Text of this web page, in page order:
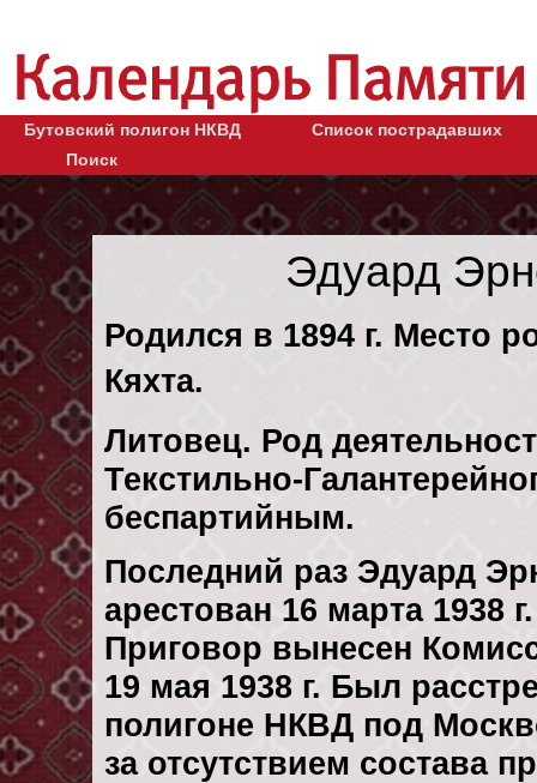
Бутовский полигон НКВД
Список пострадавших
Поиск
Эдуард
Родился в 1894 г. Место
Кяхта.
Литовец. Род
Текстильно-
беспартийным.
Последний раз Эдуард
арестован 16 марта 1938 г.
Приговор вынесен
19 мая 1938 г. Был
полигоне НКВД под
за отсутствием состава